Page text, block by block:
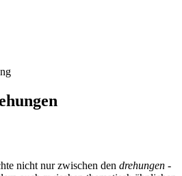
nicht nur zwischen den drehungen -